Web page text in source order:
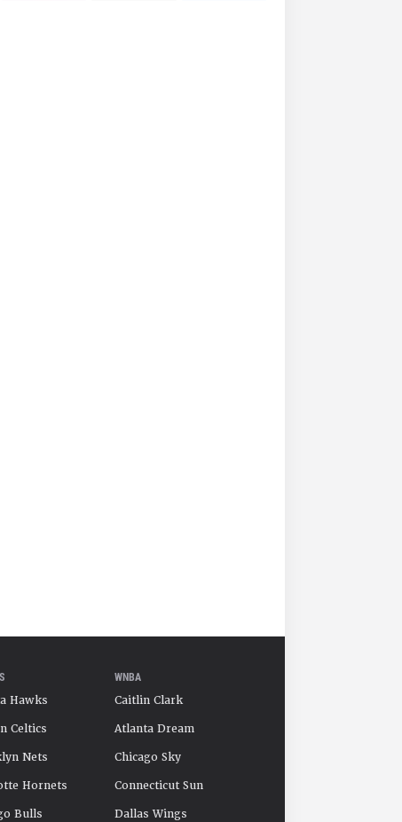
Hawks
Celtics
Nets
Hornets
Bulls
WNBA
Caitlin Clark
Atlanta Dream
Chicago Sky
Connecticut Sun
Dallas Wings